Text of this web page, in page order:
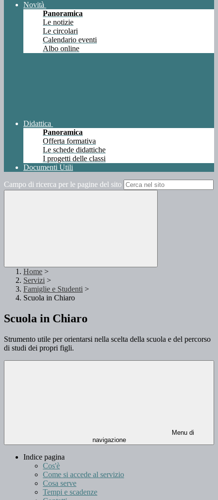
Novità
Panoramica
Le notizie
Le circolari
Calendario eventi
Albo online
Didattica
Panoramica
Offerta formativa
Le schede didattiche
I progetti delle classi
Documenti Utili
Campo di ricerca per le pagine del sito
Home >
Servizi >
Famiglie e Studenti >
Scuola in Chiaro
Scuola in Chiaro
Strumento utile per orientarsi nella scelta della scuola e del percorso
di studi dei propri figli.
Menu di
navigazione
Indice pagina
Cos'è
Come si accede al servizio
Cosa serve
Tempi e scadenze